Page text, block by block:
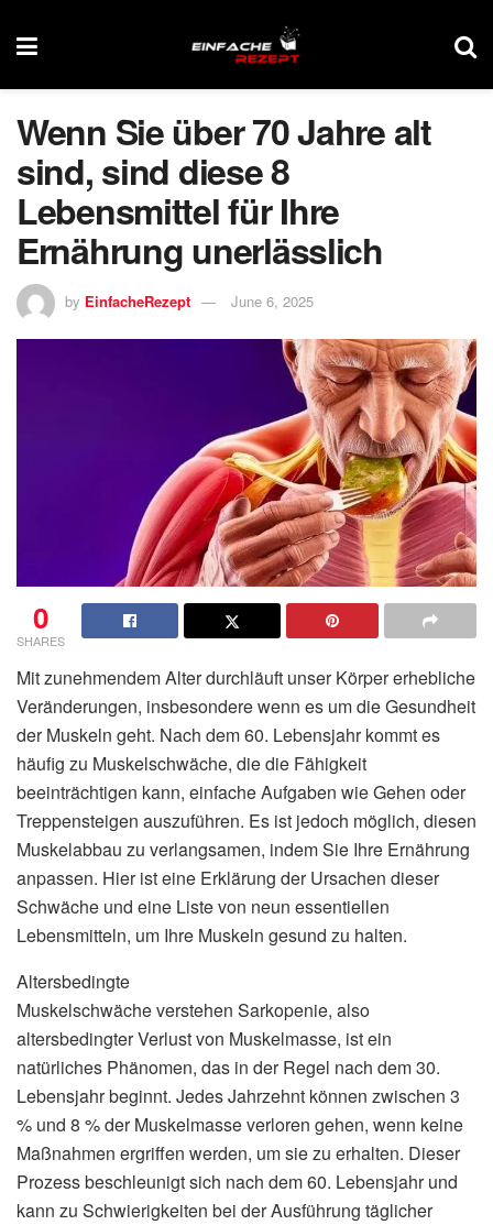
Wenn Sie über 70 Jahre alt
sind, sind diese 8
Lebensmittel für Ihre
Ernährung unerlässlich
by EinfacheRezept June 6, 2025
0
SHARES
Mit zunehmendem Alter durchläuft unser Körper erhebliche
Veränderungen, insbesondere wenn es um die Gesundheit
der Muskeln geht. Nach dem 60. Lebensjahr kommt es
häufig zu Muskelschwäche, die die Fähigkeit
beeinträchtigen kann, einfache Aufgaben wie Gehen oder
Treppensteigen auszuführen. Es ist jedoch möglich, diesen
Muskelabbau zu verlangsamen, indem Sie Ihre Ernährung
anpassen. Hier ist eine Erklärung der Ursachen dieser
Schwäche und eine Liste von neun essentiellen
Lebensmitteln, um Ihre Muskeln gesund zu halten.
Altersbedingte
Muskelschwäche verstehen Sarkopenie, also
altersbedingter Verlust von Muskelmasse, ist ein
natürliches Phänomen, das in der Regel nach dem 30.
Lebensjahr beginnt. Jedes Jahrzehnt können zwischen 3
% und 8 % der Muskelmasse verloren gehen, wenn keine
Maßnahmen ergriffen werden, um sie zu erhalten. Dieser
Prozess beschleunigt sich nach dem 60. Lebensjahr und
kann zu Schwierigkeiten bei der Ausführung täglicher